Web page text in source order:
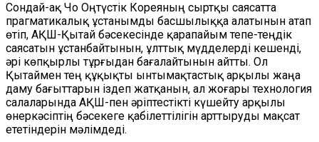
Сондай-ақ Чо Оңтүстік Кореяның сыртқы саясатта
прагматикалық ұстанымды басшылыққа алатынын атап
өтіп, АҚШ-Қытай бәсекесінде қарапайым тепе-теңдік
саясатын ұстанбайтынын, ұлттық мүдделерді кешенді,
әрі көпқырлы тұрғыдан бағалайтынын айтты. Ол
Қытаймен тең құқықты ынтымақтастық арқылы жаңа
даму бағыттарын іздеп жатқанын, ал жоғары технология
салаларында АҚШ-пен әріптестікті күшейту арқылы
өнеркәсіптің бәсекеге қабілеттілігін арттыруды мақсат
ететіндерін мәлімдеді.